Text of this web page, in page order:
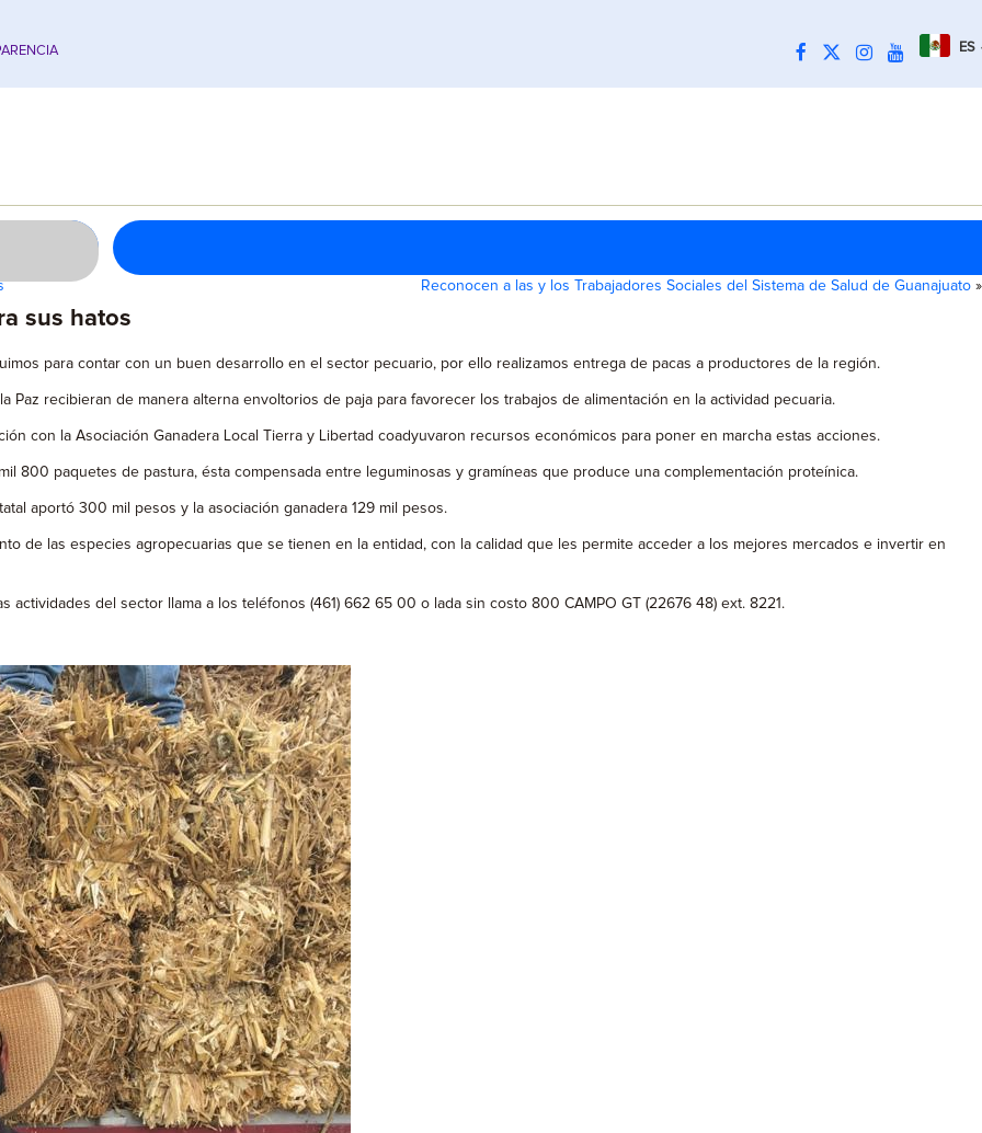
ES
Reconocen a las y los Trabajadores Sociales del Sistema de Salud de Guanajuato »
sus hatos
para contar con un buen desarrollo en el sector pecuario, por ello realizamos entrega de pacas a productores de la región.
recibieran de manera alterna envoltorios de paja para favorecer los trabajos de alimentación en la actividad pecuaria.
con la Asociación Ganadera Local Tierra y Libertad coadyuvaron recursos económicos para poner en marcha estas acciones.
800 paquetes de pastura, ésta compensada entre leguminosas y gramíneas que produce una complementación proteínica.
aportó 300 mil pesos y la asociación ganadera 129 mil pesos.
de las especies agropecuarias que se tienen en la entidad, con la calidad que les permite acceder a los mejores mercados e invertir en
del sector llama a los teléfonos (461) 662 65 00 o lada sin costo 800 CAMPO GT (22676 48) ext. 8221.